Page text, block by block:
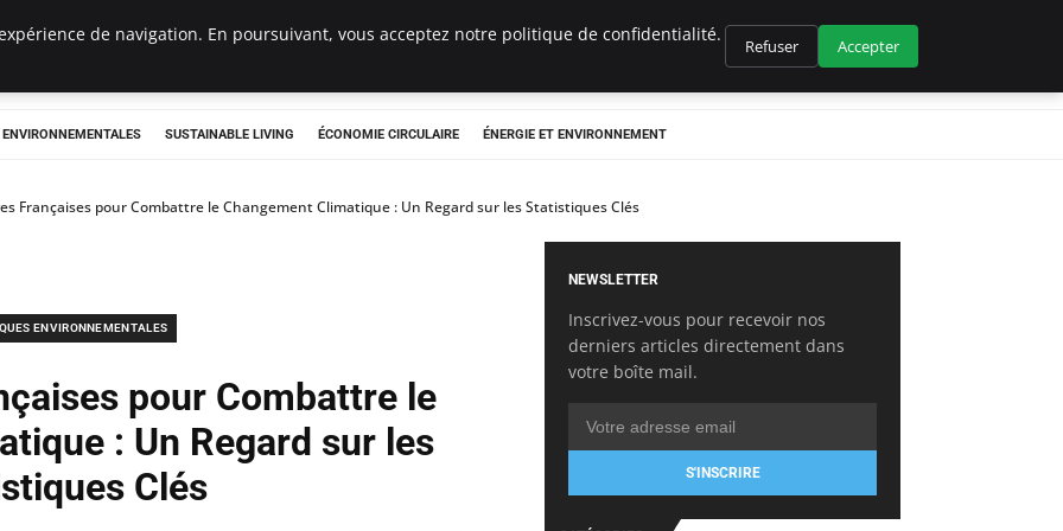
SUSTAINABLE LIVING ÉCONOMIE CIRCULAIRE ÉNERGIE ET ENVIRONNEMENT
Françaises pour Combattre le Changement Climatique : Un Regard sur les Statistiques Clés
ENVIRONNEMENTALES
pour Combattre le
: Un Regard sur les
Clés
NEWSLETTER
Inscrivez-vous pour recevoir nos
derniers articles directement dans
votre boîte mail.
S'INSCRIRE
de navigation. En poursuivant, vous acceptez notre politique de confidentialité.
Refuser Accepter